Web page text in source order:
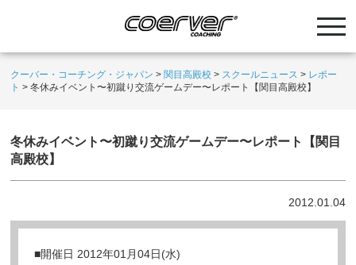
クーバー・コーチング・ジャパン > 関目高殿校 > スクールニュース > レポー
ト >冬休みイベント〜初蹴り交流ゲームデー〜レポート【関目高殿校】
冬休みイベント〜初蹴り交流ゲームデー〜レポート【関目
高殿校】
2012.01.04
■開催日 2012年01月04日(水)